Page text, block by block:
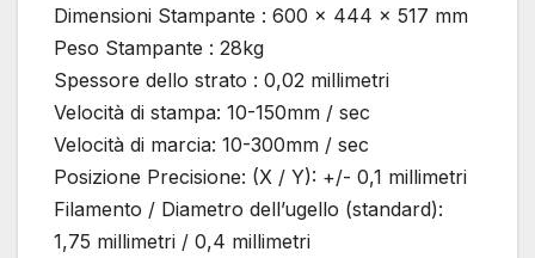
Dimensioni Stampante : 600 x 444 x 517 mm
Peso Stampante : 28kg
Spessore dello strato : 0,02 millimetri
Velocità di stampa: 10-150mm / sec
Velocità di marcia: 10-300mm / sec
Posizione Precisione: (X / Y): +/- 0,1 millimetri
Filamento / Diametro dell’ugello (standard):
1,75 millimetri / 0,4 millimetri